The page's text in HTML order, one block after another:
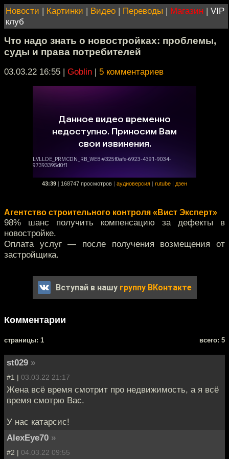
Новости | Картинки | Видео | Переводы | Магазин | VIP
клуб
Что надо знать о новостройках: проблемы,
суды и права потребителей
03.03.22 16:55 | Goblin | 5 комментариев
43:39 168747 просмотров аудиоверсия rutube дзен
Агентство строительного контроля «Вист Эксперт»
98% шанс получить компенсацию за дефекты в
новостройке.
Оплата услуг — после получения возмещения от
застройщика.
Вступай в нашу группу ВКонтакте
Комментарии
cтраницы: 1 всего: 5
st029 »
#1 | 03.03.22 21:17
Жена всё время смотрит про недвижимость, а я всё
время смотрю Вас.
У нас катарсис!
AlexEye70 »
#2 | 04.03.22 09:55